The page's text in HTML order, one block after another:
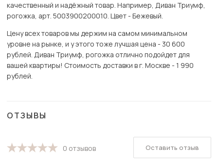
качественный и надёжный товар. Например, Диван Триумф,
рогожка, арт. 5003900200010. Цвет - Бежевый.
Цену всех товаров мы держим на самом минимальном
уровне на рынке, и у этого тоже лучшая цена - 30 600
рублей. Диван Триумф, рогожка отлично подойдет для
вашей квартиры! Стоимость доставки в г. Москве - 1 990
рублей.
ОТЗЫВЫ
0 отзывов Оставить отзыв